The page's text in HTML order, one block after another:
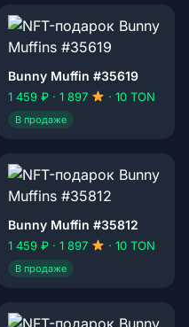
Bunny Muffin #35619
1 459 ₽ · 1 897 · 10 TON
В продаже
Bunny Muffin #35812
1 459 ₽ · 1 897 · 10 TON
В продаже